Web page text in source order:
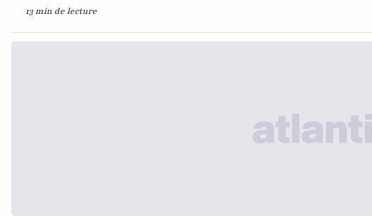
13 min de lecture